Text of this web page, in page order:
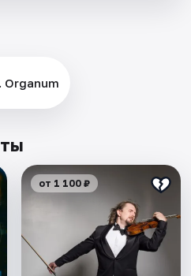
от 1 100 ₽